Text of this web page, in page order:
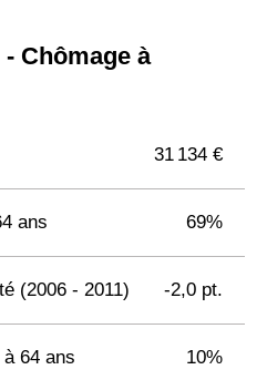
Chômage à
31 134 €
ans 69%
(2006 - 2011) -2,0 pt.
64 ans 10%